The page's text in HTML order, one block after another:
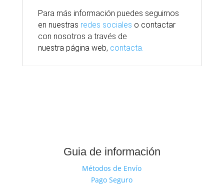
Para más información puedes seguirnos
en nuestras redes sociales o contactar
con nosotros a través de
nuestra página web, contacta.
Guia de información
Métodos de Envío
Pago Seguro